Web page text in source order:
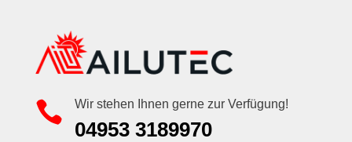
 Wir stehen Ihnen gerne zur Verfügung!
04953 3189970